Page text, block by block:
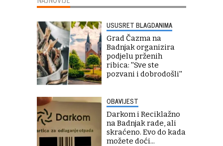
USUSRET BLAGDANIMA
Grad Čazma na
Badnjak organizira
podjelu prženih
ribica: ''Sve ste
pozvani i dobrodošli''
OBAVIJEST
Darkom i Reciklažno
na Badnjak rade, ali
skraćeno. Evo do kada
možete doći...